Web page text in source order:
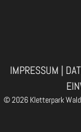
IMPRESSUM |
© 2026 Kletterpark